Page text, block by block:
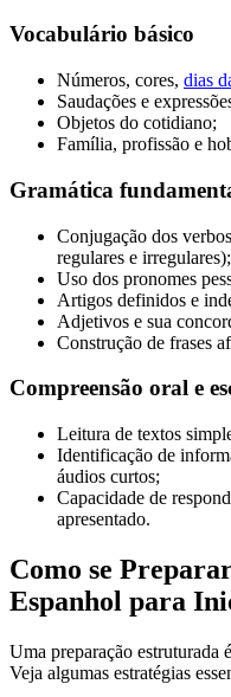
Vocabulário básico
Números, cores, dias
Saudações e
Objetos do cotidiano;
Família, profissão e
Gramática
Conjugação dos
regulares e irregulares);
Uso dos pronomes
Artigos definidos e
Adjetivos e sua
Construção de frases
Compreensão oral e
Leitura de textos
Identificação de
áudios curtos;
Capacidade de
apresentado.
Como se
Espanhol para
Uma preparação estruturada
Veja algumas estratégias